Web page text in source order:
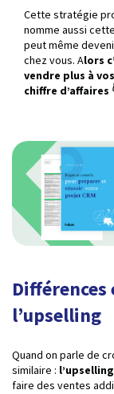
Cette stratégie
nomme aussi
peut même
chez vous. Alors
vendre plus à
chiffre d’affaires
l’upselling
Quand on parle de
similaire : l’upselling
faire des ventes